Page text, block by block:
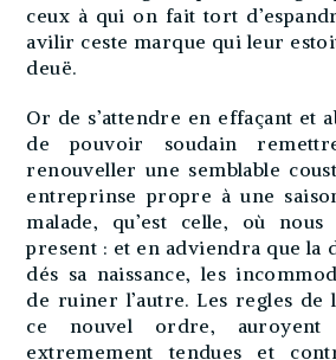
ceux à qui on fait tort
avilir ceste marque qui leur
deuë.
Or de s’attendre en effaçant et
de pouvoir soudain
renouveller une semblable
entreprinse propre à une
malade, qu’est celle, où
present : et en adviendra que la
dés sa naissance, les
de ruiner l’autre. Les regles de
ce nouvel ordre, auroyent
extremement tendues et